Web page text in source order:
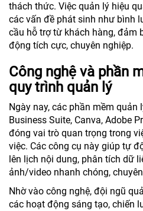
thách thức. Việc quản lý hiệu
các vấn đề phát sinh như bình
cầu hỗ trợ từ khách hàng, đảm
động tích cực, chuyên nghiệp.
Công nghệ và phần
quy trình quản lý
Ngày nay, các phần mềm
Business Suite, Canva, Adobe
đóng vai trò quan trọng trong
việc. Các công cụ này giúp tự
lên lịch nội dung, phân tích dữ
ảnh/video nhanh chóng,
Nhờ vào công nghệ, đội ngũ
các hoạt động sáng tạo, chiến